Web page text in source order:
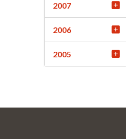
2007
2006
2005